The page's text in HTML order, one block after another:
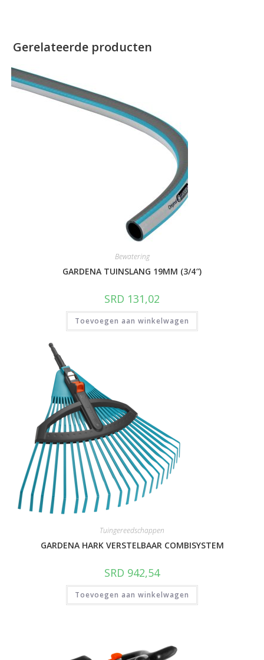
Gerelateerde producten
Bewatering
GARDENA TUINSLANG 19MM (3/4″)
SRD 131,02
Toevoegen aan winkelwagen
Tuingereedschappen
GARDENA HARK VERSTELBAAR COMBISYSTEM
SRD 942,54
Toevoegen aan winkelwagen